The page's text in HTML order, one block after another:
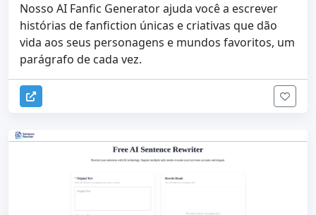
Nosso AI Fanfic Generator ajuda você a escrever
histórias de fanfiction únicas e criativas que dão
vida aos seus personagens e mundos favoritos, um
parágrafo de cada vez.